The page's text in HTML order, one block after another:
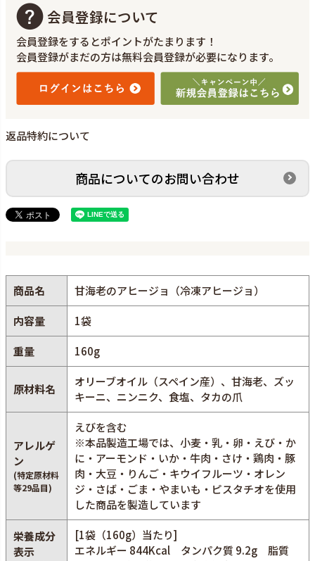
会員登録について
会員登録をするとポイントがたまります！
会員登録がまだの方は無料会員登録が必要になります。
返品特約について
商品についてのお問い合わせ
商品名 甘海老のアヒージョ（冷凍アヒージョ）
内容量 1袋
重量 160g
原材料名
オリーブオイル（スペイン産）、甘海老、ズッ
キーニ、ニンニク、食塩、タカの爪
アレルゲ
ン
(特定原材料
等29品目)
えびを含む
※本品製造工場では、小麦・乳・卵・えび・か
に・アーモンド・いか・牛肉・さけ・鶏肉・豚
肉・大豆・りんご・キウイフルーツ・オレン
ジ・さば・ごま・やまいも・ピスタチオを使用
した商品を製造しています
栄養成分
表示
[1袋（160g）当たり]
エネルギー 844Kcal タンパク質 9.2g 脂質